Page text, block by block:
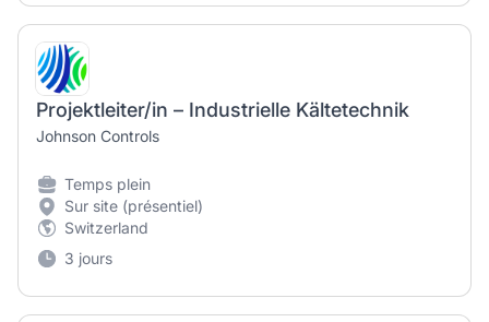
Projektleiter/in – Industrielle Kältetechnik
Johnson Controls
Temps plein
Sur site (présentiel)
Switzerland
3 jours